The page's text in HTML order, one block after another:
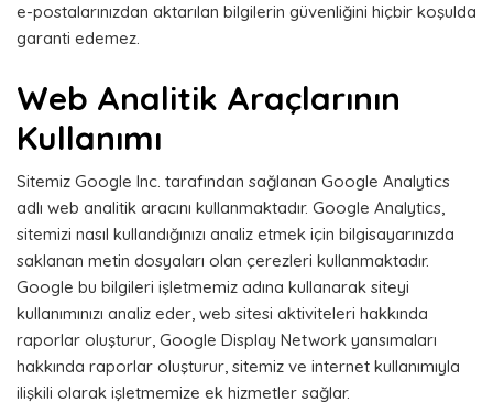
e-postalarınızdan aktarılan bilgilerin güvenliğini hiçbir koşulda
garanti edemez.
Web Analitik Araçlarının
Kullanımı
Sitemiz Google Inc. tarafından sağlanan Google Analytics
adlı web analitik aracını kullanmaktadır. Google Analytics,
sitemizi nasıl kullandığınızı analiz etmek için bilgisayarınızda
saklanan metin dosyaları olan çerezleri kullanmaktadır.
Google bu bilgileri işletmemiz adına kullanarak siteyi
kullanımınızı analiz eder, web sitesi aktiviteleri hakkında
raporlar oluşturur, Google Display Network yansımaları
hakkında raporlar oluşturur, sitemiz ve internet kullanımıyla
ilişkili olarak işletmemize ek hizmetler sağlar.